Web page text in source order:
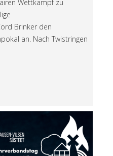
Wettkampf zu
Brinker den
an. Nach Twistringen